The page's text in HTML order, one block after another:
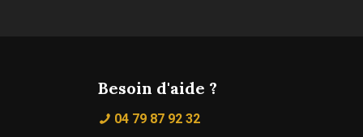
Besoin d'aide ?
04 79 87 92 32